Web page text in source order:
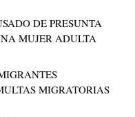
DE PRESUNTA
MUJER ADULTA
MIGRATORIAS